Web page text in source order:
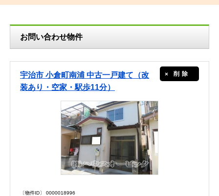
お問い合わせ物件
宇治市 小倉町南浦 中古一戸建て（改
装あり・空家・駅歩11分）
削除
〔物件ID〕 0000018996